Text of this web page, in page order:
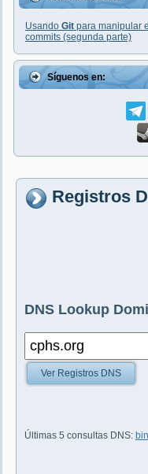
Usando Git para manipular
commits (segunda parte)
Síguenos en:
Registros
DNS Lookup
Ver Registros DNS
Últimas 5 consultas DNS: